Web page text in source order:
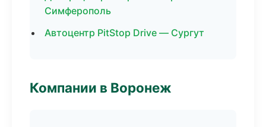
Симферополь
Автоцентр PitStop Drive — Сургут
Компании в Воронеж